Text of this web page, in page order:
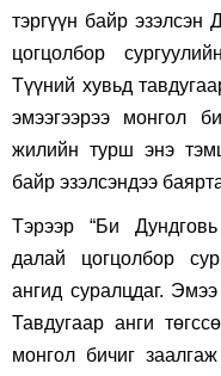
тэргүүн байр
цогцолбор
Түүний хувьд
эмээгээрээ монгол
жилийн турш энэ
байр эзэлсэндээ
Тэрээр “Би
далай цогцолбор
ангид суралцдаг.
Тавдугаар анги
монгол бичиг